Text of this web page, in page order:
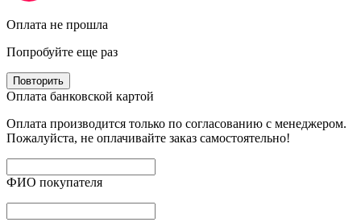
Оплата не прошла
Попробуйте еще раз
Повторить
Оплата банковской картой
Оплата производится только по согласованию с менеджером.
Пожалуйста, не оплачивайте заказ самостоятельно!
ФИО покупателя